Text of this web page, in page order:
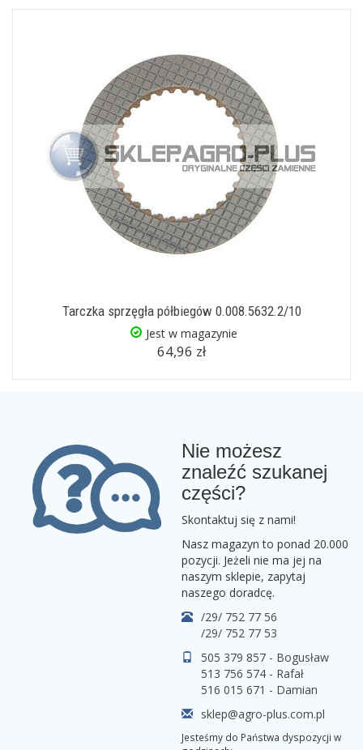
Tarczka sprzęgła półbiegów 0.008.5632.2/10
Jest w magazynie
64,96 zł
Nie możesz
znaleźć szukanej
części?
Skontaktuj się z nami!
Nasz magazyn to ponad 20.000
pozycji. Jeżeli nie ma jej na
naszym sklepie, zapytaj
naszego doradcę.
/29/ 752 77 56
/29/ 752 77 53
505 379 857 - Bogusław
513 756 574 - Rafał
516 015 671 - Damian
sklep@agro-plus.com.pl
Jesteśmy do Państwa dyspozycji w